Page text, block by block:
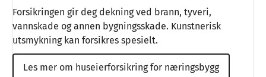
Forsikringen gir deg dekning ved brann, tyveri,
vannskade og annen bygningsskade. Kunstnerisk
utsmykning kan forsikres spesielt.
Les mer om huseierforsikring for næringsbygg